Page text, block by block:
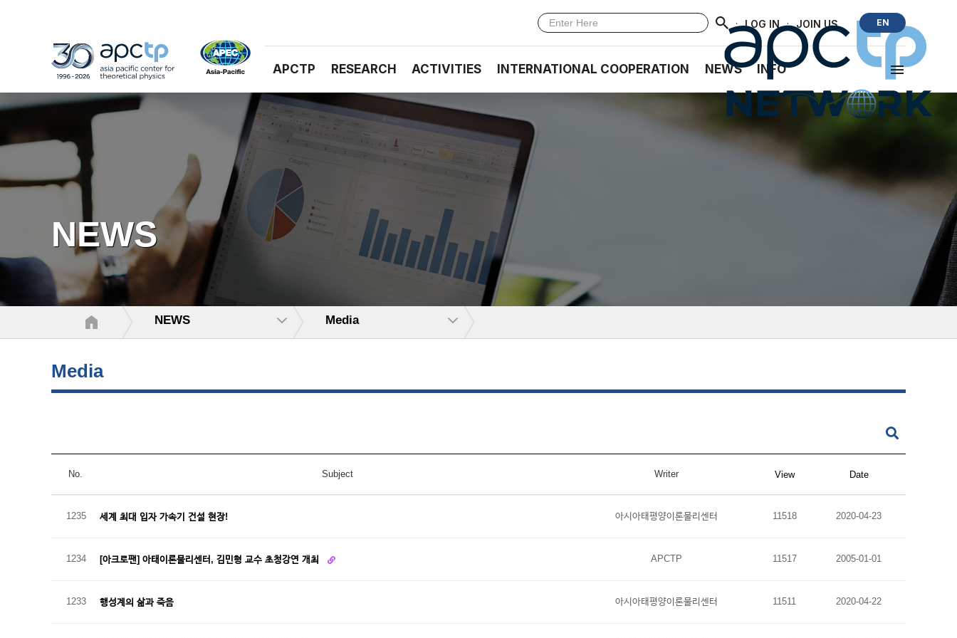
· LOG IN · JOIN US EN
APCTP RESEARCH ACTIVITIES INTERNATIONAL COOPERATION NEWS INFO
NEWS
NEWS Media
Media
No. Subject Writer View Date
1235 세계 최대 입자 가속기 건설 현장! 아시아태평양이론물리센터 11518 2020-04-23
1234 [아크로팬] 아태이론물리센터, 김민형 교수 초청강연 개최 APCTP 11517 2005-01-01
1233 행성계의 삶과 죽음 아시아태평양이론물리센터 11511 2020-04-22